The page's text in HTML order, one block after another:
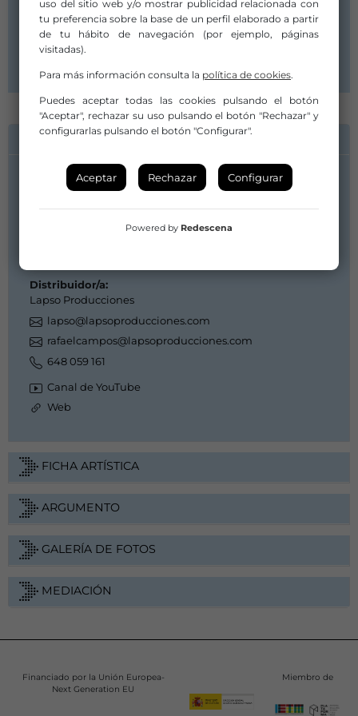
Compañía/Artista:
Lapso Producciones
Distribuidor/a:
Lapso Producciones
INFORMACIÓN DE CONTACTO
Compañía/Artista:
Distribuidor/a:
Lapso Producciones
lapso@lapsoproducciones.com
rafaelcampos@lapsoproducciones.com
648 059 161
Canal de YouTube
Web
FICHA ARTÍSTICA
ARGUMENTO
GALERÍA DE FOTOS
MEDIACIÓN
Financiado por la Unión Europea-
Next Generation EU
Miembro de
uso del sitio web y/o mostrar publicidad relacionada con
tu preferencia sobre la base de un perfil elaborado a partir
de tu hábito de navegación (por ejemplo, páginas
visitadas).
Para más información consulta la política de cookies.
Puedes aceptar todas las cookies pulsando el botón
"Aceptar", rechazar su uso pulsando el botón "Rechazar" y
configurarlas pulsando el botón "Configurar".
Aceptar Rechazar Configurar
Powered by Redescena